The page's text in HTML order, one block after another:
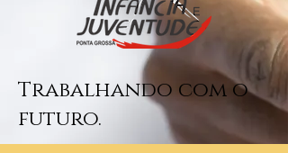
Trabalhando com o
futuro.